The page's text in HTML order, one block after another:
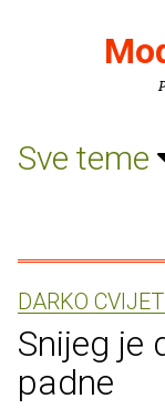
Sve teme
DARKO
Snijeg je
padne